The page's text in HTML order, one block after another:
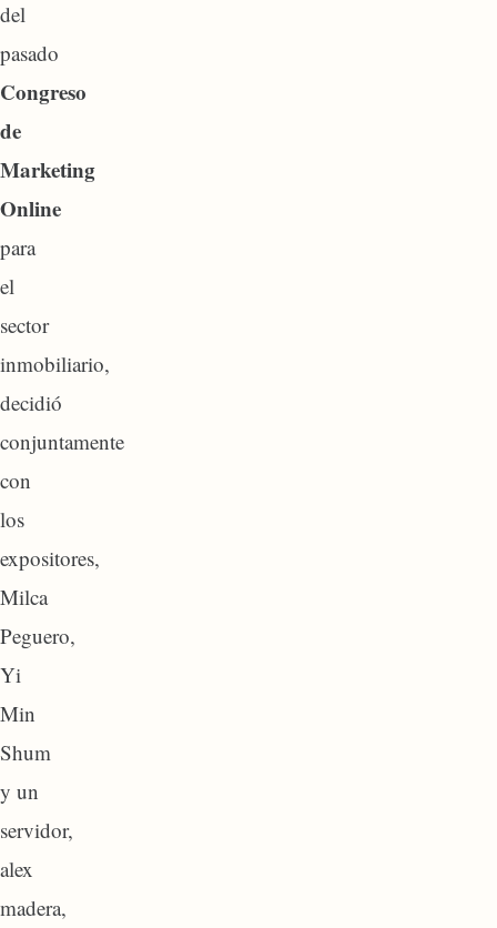
del
pasado
Congreso
de
Marketing
Online
para
el
sector
inmobiliario,
decidió
conjuntamente
con
los
expositores,
Milca
Peguero,
Yi
Min
Shum
y un
servidor,
alex
madera,